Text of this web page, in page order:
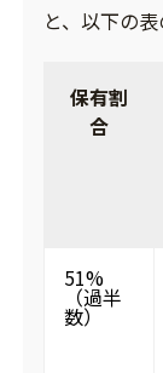
と、以下の表
保有割
合
51%
（過半
数）